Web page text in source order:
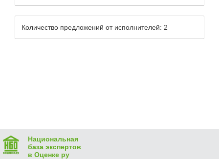
Количество предложений от исполнителей: 2
Национальная
база экспертов
в Оценке ру